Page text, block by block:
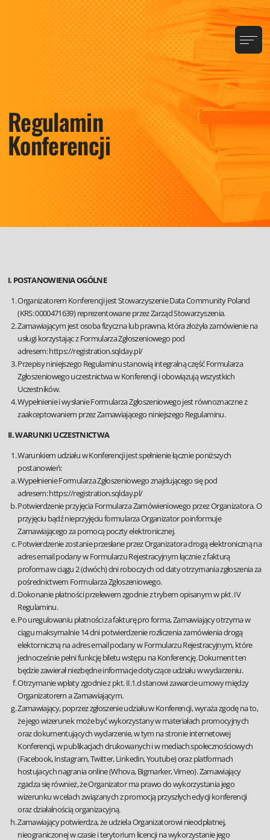
Regulamin
Konferencji
I. POSTANOWIENIA OGÓLNE
Organizatorem Konferencji jest Stowarzyszenie Data Community Poland
(KRS: 0000471639) reprezentowane przez Zarząd Stowarzyszenia.
Zamawiającym jest osoba fizyczna lub prawna, która złożyła zamówienie na
usługi korzystając z Formularza Zgłoszeniowego pod
adresem:https://registration.sqlday.pl/
Przepisy niniejszego Regulaminu stanowią integralną część Formularza
Zgłoszeniowego uczestnictwa w Konferencji i obowiązują wszystkich
Uczestników.
Wypełnienie i wysłanie Formularza Zgłoszeniowego jest równoznaczne z
zaakceptowaniem przez Zamawiającego niniejszego Regulaminu.
II. WARUNKI UCZESTNICTWA
Warunkiem udziału w Konferencji jest spełnienie łącznie poniższych
postanowień:
Wypełnienie Formularza Zgłoszeniowego znajdującego się pod
adresem:https://registration.sqlday.pl/
Potwierdzenie przyjęcia Formularza Zamówieniowego przez Organizatora. O
przyjęciu bądź nieprzyjęciu formularza Organizator poinformuje
Zamawiającego za pomocą poczty elektronicznej.
Potwierdzenie zostanie przesłane przez Organizatora drogą elektroniczną na
adres email podany w Formularzu Rejestracyjnym łącznie z fakturą
proforma w ciągu 2 (dwóch) dni roboczych od daty otrzymania zgłoszenia za
pośrednictwem Formularza Zgłoszeniowego.
Dokonanie płatności przelewem zgodnie z trybem opisanym w pkt. IV
Regulaminu.
Po uregulowaniu płatności za fakturę pro forma, Zamawiający otrzyma w
ciągu maksymalnie 14 dni potwierdzenie rozliczenia zamówienia drogą
elektorniczną na adres email podany w Formularzu Rejestracyjnym, które
jednocześnie pełni funkcję biletu wstępu na Konferencję. Dokument ten
będzie zawierał niezbędne informacje dotyczące udziału w wydarzeniu.
Otrzymanie wpłaty zgodnie z pkt. II.1.d stanowi zawarcie umowy między
Organizatorem a Zamawiającym.
Zamawiający, poprzez zgłoszenie udziału w Konferencji, wyraża zgodę na to,
że jego wizerunek może być wykorzystany w materiałach promocyjnych
oraz dokumentujących wydarzenie, w tym na stronie internetowej
Konferencji, w publikacjach drukowanych i w mediach społecznościowych
(Facebook, Instagram, Twitter, Linkedin, Youtube) oraz platformach
hostujacych nagrania online (Whova, Bigmarker, Vimeo). Zamawiający
zgadza się również, że Organizator ma prawo do wykorzystania jego
wizerunku w celach związanych z promocją przyszłych edycji konferencji
oraz działalnością organizacyjną.
Zamawiający potwierdza, że udziela Organizatorowi nieodpłatnej,
nieograniczonej w czasie i terytorium licencji na wykorzystanie jego